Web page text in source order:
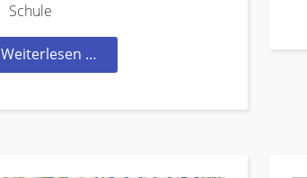
Schule
Weiterlesen …